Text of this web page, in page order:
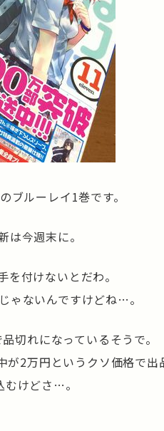
ブルーレイ1巻です。
は今週末に。
付けないとだわ。
ゃないんですけどね…。
切れになっているそうで。
2万円というクソ価格で出
けどさ…。